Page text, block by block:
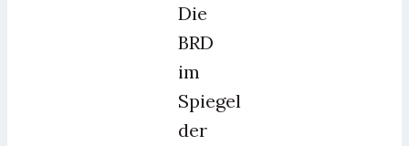
Die
BRD
im
Spiegel
der